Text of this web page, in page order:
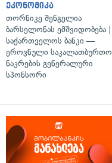
ეკონომიკა
თორნიკე შენგელია
ბარსელონას ემშვიდობება |
საქართველოს ბანკი —
ეროვნული საკალათბურთო
ნაკრების გენერალური
სპონსორი